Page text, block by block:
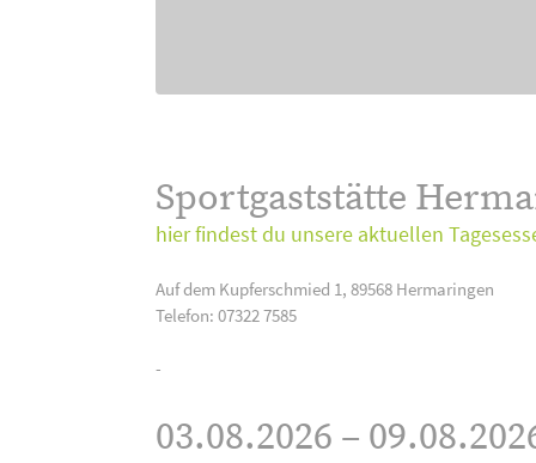
Sportgaststätte
hier findest du unsere aktuellen
Auf dem Kupferschmied 1, 89568 Hermaringen
Telefon: 07322 7585
-
03.08.2026 –